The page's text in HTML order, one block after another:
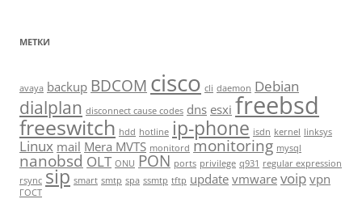
МЕТКИ
avaya backup BDCOM cisco cli daemon Debian
dialplan disconnect cause codes dns esxi freebsd
freeswitch hdd hotline ip-phone isdn kernel linksys
Linux mail Mera MVTS monitord monitoring mysql
nanobsd OLT ONU PON ports privilege q931 regular expression
rsync sip smart smtp spa ssmtp tftp update vmware voip vpn
ГОСТ